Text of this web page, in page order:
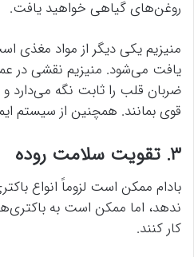
روغن‌های گیاهی خواهید یافت.
منیزیم یکی دیگر از مواد مغذی
یافت می‌شود. منیزیم نقشی در
ضربان قلب را ثابت نگه می‌دارد
قوی بمانند. همچنین از سیستم
۳. تقویت سلامت روده
بادام ممکن است لزوماً انواع
ندهد، اما ممکن است به
کار کنند.